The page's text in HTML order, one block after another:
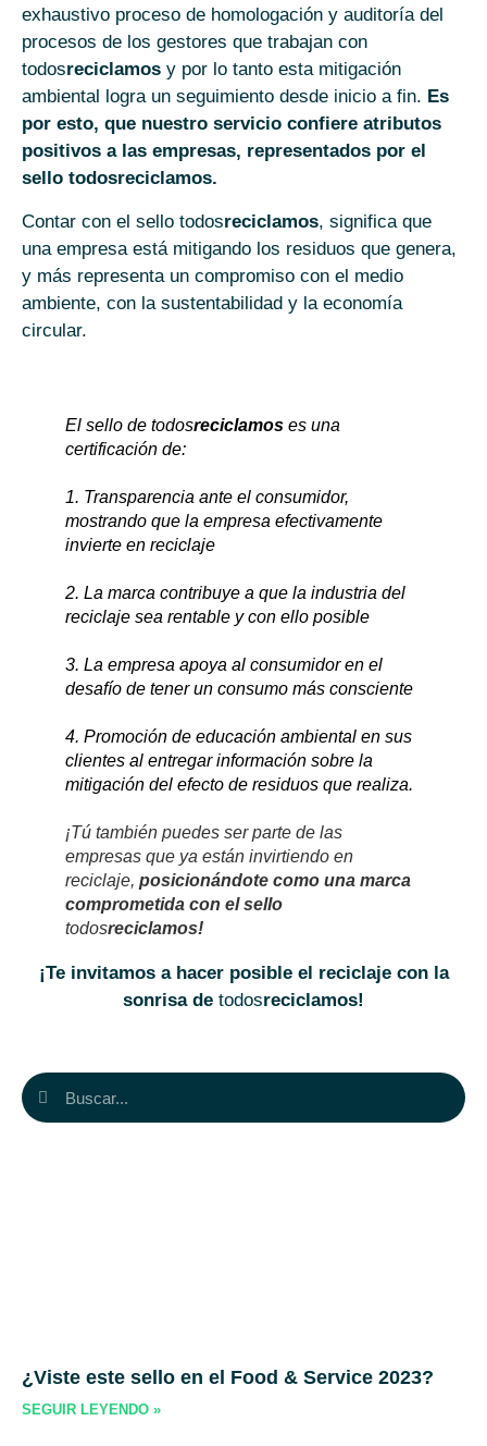
exhaustivo proceso de homologación y auditoría del
procesos de los gestores que trabajan con
todosreciclamos y por lo tanto esta mitigación
ambiental logra un seguimiento desde inicio a fin. Es
por esto, que nuestro servicio confiere atributos
positivos a las empresas, representados por el
sello todosreciclamos.
Contar con el sello todosreciclamos, significa que
una empresa está mitigando los residuos que genera,
y más representa un compromiso con el medio
ambiente, con la sustentabilidad y la economía
circular.
El sello de todosreciclamos es una
certificación de:
1. Transparencia ante el consumidor,
mostrando que la empresa efectivamente
invierte en reciclaje
2. La marca contribuye a que la industria del
reciclaje sea rentable y con ello posible
3. La empresa apoya al consumidor en el
desafío de tener un consumo más consciente
4. Promoción de educación ambiental en sus
clientes al entregar información sobre la
mitigación del efecto de residuos que realiza.
¡Tú también puedes ser parte de las
empresas que ya están invirtiendo en
reciclaje, posicionándote como una marca
comprometida con el sello
todosreciclamos!
¡Te invitamos a hacer posible el reciclaje con la
sonrisa de todosreciclamos!
¿Viste este sello en el Food & Service 2023?
SEGUIR LEYENDO »